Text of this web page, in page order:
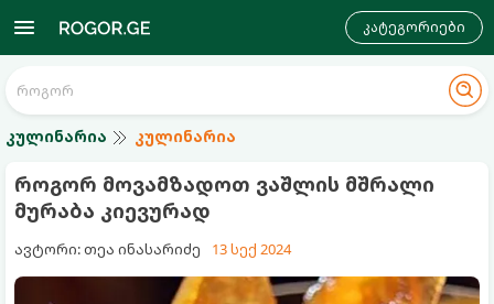
კატეგორიები
კულინარია კულინარია
როგორ მოვამზადოთ ვაშლის მშრალი
მურაბა კიევურად
ავტორი: თეა ინასარიძე 13 სექ 2024